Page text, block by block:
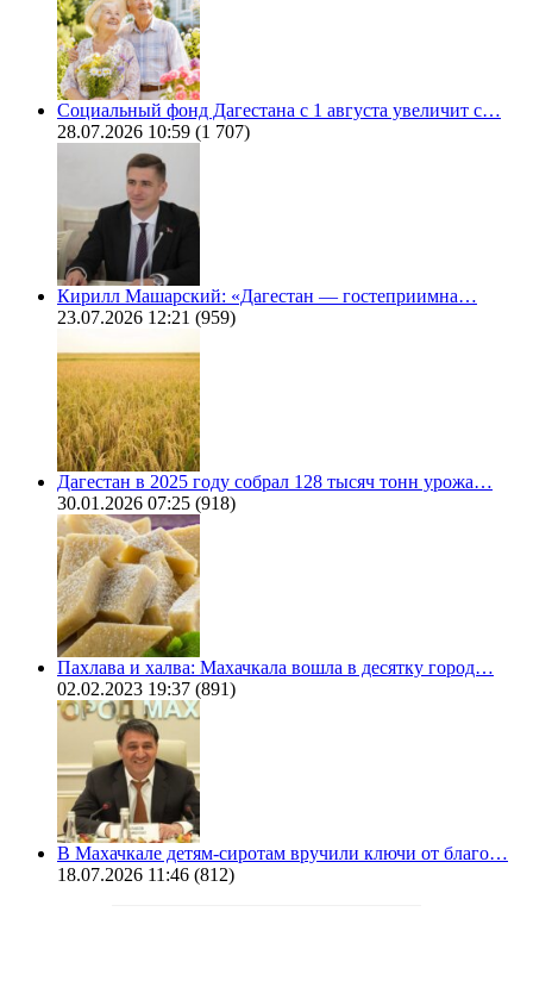
Социальный фонд Дагестана с 1 августа увеличит с…
28.07.2026 10:59 (1 707)
Кирилл Машарский: «Дагестан — гостеприимна…
23.07.2026 12:21 (959)
Дагестан в 2025 году собрал 128 тысяч тонн урожа…
30.01.2026 07:25 (918)
Пахлава и халва: Махачкала вошла в десятку город…
02.02.2023 19:37 (891)
В Махачкале детям-сиротам вручили ключи от благо…
18.07.2026 11:46 (812)